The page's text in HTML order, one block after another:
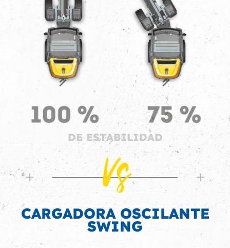
DE ESTABILIDAD
Vs
CARGADORA OSCILANTE
SWING